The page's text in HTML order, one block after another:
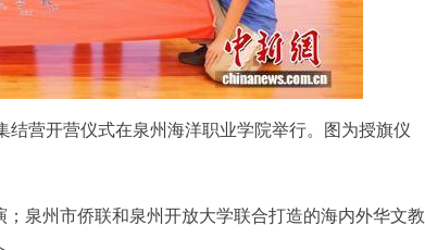
结营开营仪式在泉州海洋职业学院举行。图为授旗仪
泉州市侨联和泉州开放大学联合打造的海内外华文教